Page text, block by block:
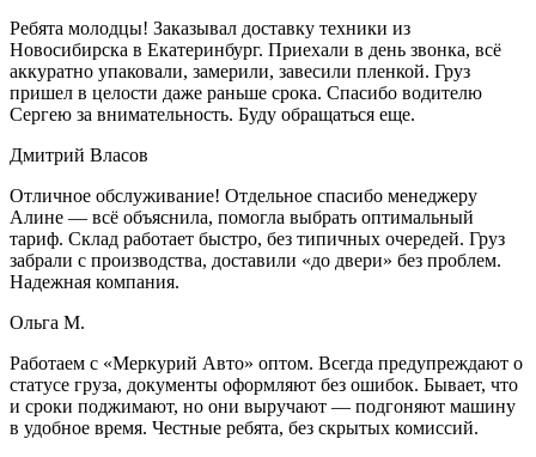
Ребята молодцы! Заказывал доставку техники из
Новосибирска в Екатеринбург. Приехали в день звонка, всё
аккуратно упаковали, замерили, завесили пленкой. Груз
пришел в целости даже раньше срока. Спасибо водителю
Сергею за внимательность. Буду обращаться еще.
Дмитрий Власов
Отличное обслуживание! Отдельное спасибо менеджеру
Алине — всё объяснила, помогла выбрать оптимальный
тариф. Склад работает быстро, без типичных очередей. Груз
забрали с производства, доставили «до двери» без проблем.
Надежная компания.
Ольга М.
Работаем с «Меркурий Авто» оптом. Всегда предупреждают о
статусе груза, документы оформляют без ошибок. Бывает, что
и сроки поджимают, но они выручают — подгоняют машину
в удобное время. Честные ребята, без скрытых комиссий.